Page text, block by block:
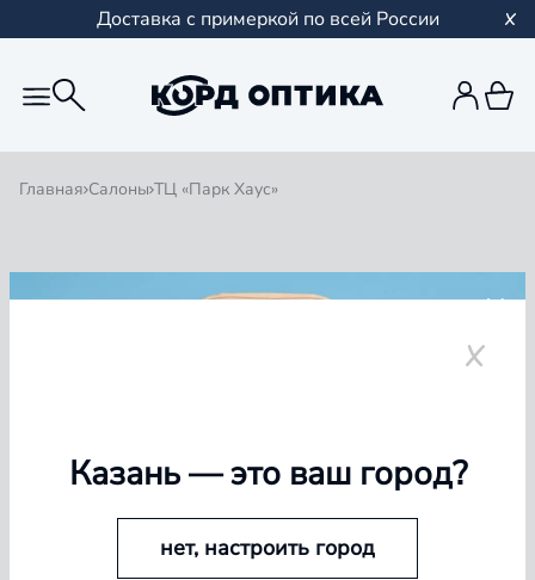
Доставка с примеркой по всей России
Главная Салоны ТЦ «Парк Хаус»
Назад
Казань— это ваш город?
нет, настроить город